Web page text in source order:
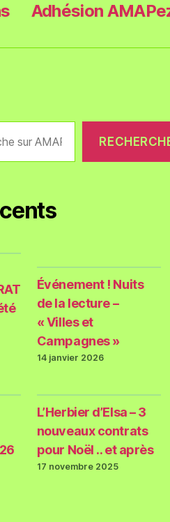
Adhésion
Événement ! Nuits
de la lecture –
« Villes et
Campagnes »
14 janvier 2026
L’Herbier d’Elsa – 3
nouveaux contrats
pour Noël .. et après
17 novembre 2025